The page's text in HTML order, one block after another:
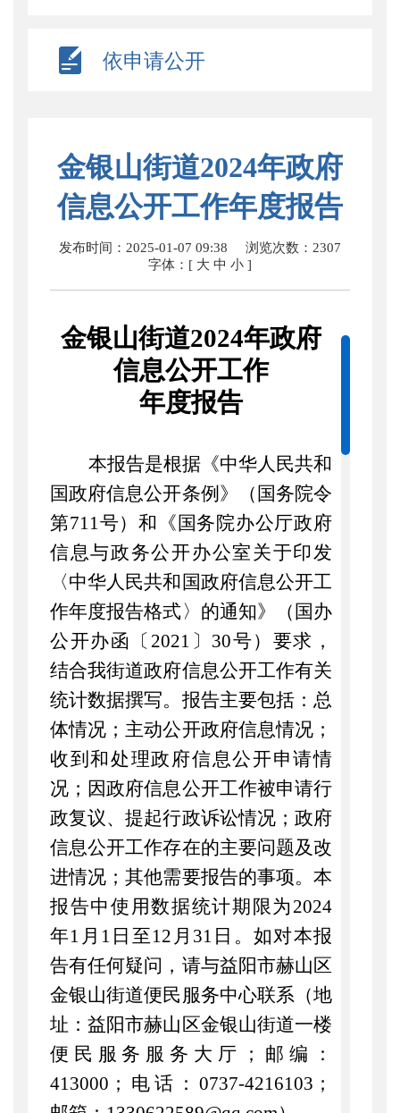
依申请公开
金银山街道2024年政府
信息公开工作年度报告
发布时间：2025-01-07 09:38 浏览次数： 2307
字体：[ 大 中 小 ]
金银山街道2024年政府
信息公开工作
年度报告
本报告是根据《中华人民共和
国政府信息公开条例》（国务院令
第711号）和《国务院办公厅政府
信息与政务公开办公室关于印发
〈中华人民共和国政府信息公开工
作年度报告格式〉的通知》（国办
公开办函〔 2021 〕 30号）要求，
结合我街道政府信息公开工作有关
统计数据撰写。报告主要包括：总
体情况；主动公开政府信息情况；
收到和处理政府信息公开申请情
况；因政府信息公开工作被申请行
政复议、提起行政诉讼情况；政府
信息公开工作存在的主要问题及改
进情况；其他需要报告的事项。本
报告中使用数据统计期限为 2024
年1 月 1 日至12 月 31 日。如对本报
告有任何疑问，请与益阳市赫山区
金银山街道便民 服务中心联系（地
址：益阳市赫山区金银山街道一楼
便民服务 服务大厅；邮编：
413000 ；电话： 0737-4216103 ；